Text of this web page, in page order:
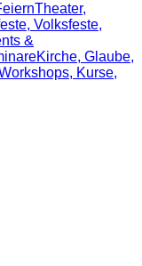
Theater,
Volksfeste,
&
Kirche, Glaube,
Kurse,